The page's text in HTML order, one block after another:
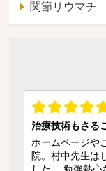
関節リウマチ